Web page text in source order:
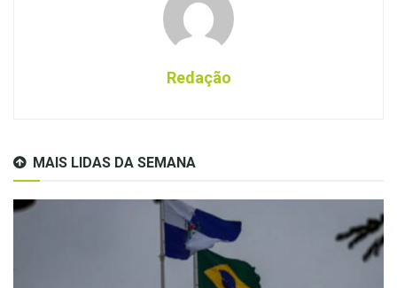
Redação
MAIS LIDAS DA SEMANA